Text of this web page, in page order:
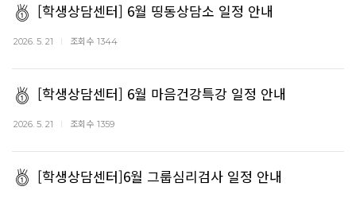
[학생상담센터] 6월 띵동상담소 일정 안내
2026. 5. 21 조회수 1344
[학생상담센터] 6월 마음건강특강 일정 안내
2026. 5. 21 조회수 1359
[학생상담센터]6월 그룹심리검사 일정 안내